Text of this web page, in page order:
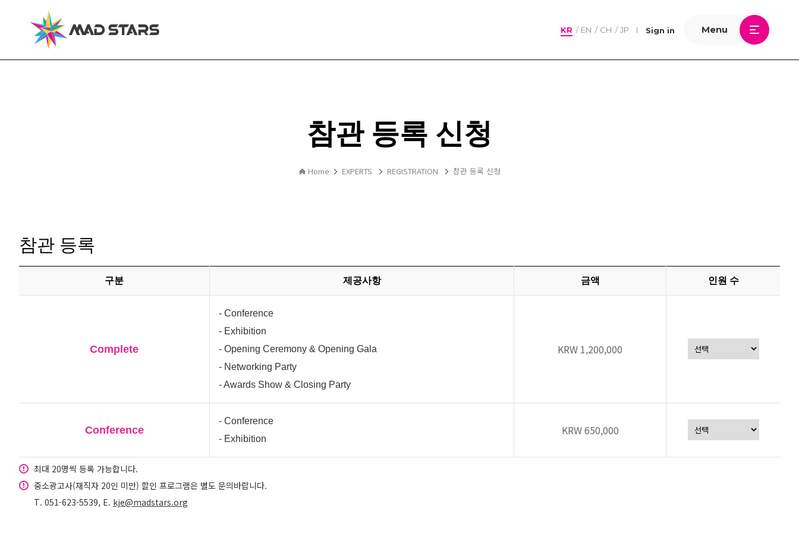
KR EN CH JP Sign in Menu
참관 등록 신청
Home EXPERTS REGISTRATION 참관 등록 신청
참관 등록
구분 제공사항 금액 인원 수
Complete
- Conference
- Exhibition
- Opening Ceremony & Opening Gala
- Networking Party
- Awards Show & Closing Party
KRW 1,200,000
Conference
- Conference
- Exhibition
KRW 650,000
최대 20명씩 등록 가능합니다.
중소광고사(재직자 20인 미만) 할인 프로그램은 별도 문의바랍니다.
T. 051-623-5539, E. kje@madstars.org